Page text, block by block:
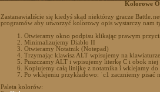
Kolorowe
Zastanawialiście się kiedyś skąd niektórzy gracze
programów aby utworzyć kolorowy opis wystarczy nam
Otwieramy okno podpisu klikając prawym
Minimalizujemy Diablo II
Otwieramy Notatnik (Notepad)
Trzymając klawisz ALT wpisujemy na
Puszczamy ALT i wpisujemy literkę C i obok
Kopiujemy całą linijkę z notatnika i wklejamy
Po wklejeniu przykładowo: ˙c1 zaczniemy pisać
Paleta kolorów: